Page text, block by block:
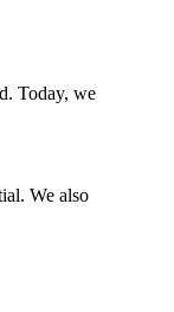
Today, we
We also